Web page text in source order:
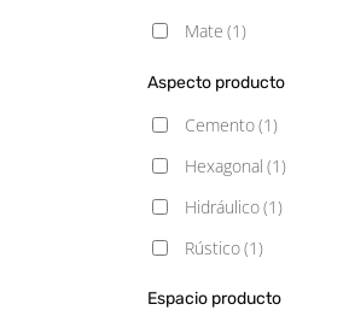
Mate (1)
Aspecto producto
Cemento(1)
Hexagonal (1)
Hidráulico(1)
Rústico(1)
Espacio producto